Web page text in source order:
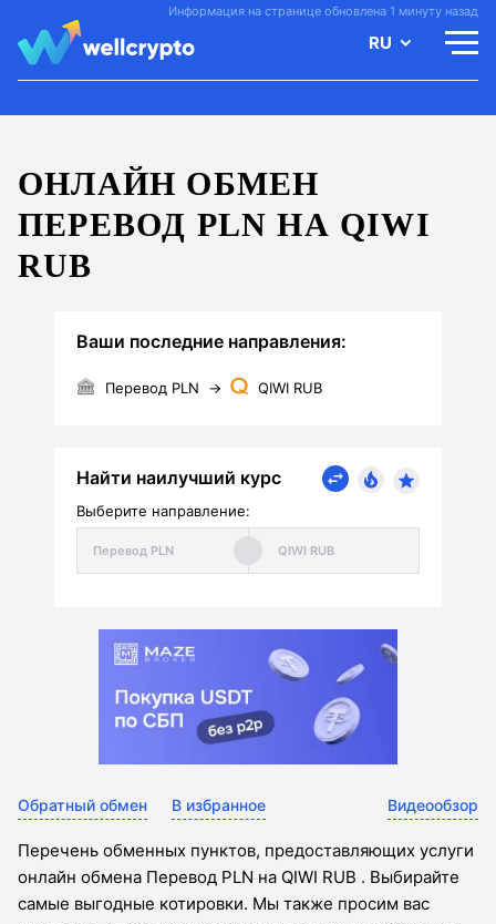
Информация на странице обновлена 1 минуту назад
RU
ОНЛАЙН ОБМЕН
ПЕРЕВОД PLN НА QIWI
RUB
Ваши последние направления:
Перевод PLN → QIWI RUB
Найти наилучший курс
Выберите направление:
Обратный обмен В избранное Видеообзор
Перечень обменных пунктов, предоставляющих услуги
онлайн обмена Перевод PLN на QIWI RUB . Выбирайте
самые выгодные котировки. Мы также просим вас